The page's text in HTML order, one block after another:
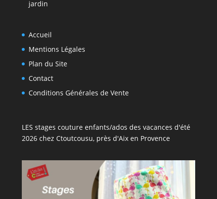
jardin
Accueil
Mentions Légales
Plan du Site
Contact
Conditions Générales de Vente
LES stages couture enfants/ados des vacances d'été
2026 chez Ctoutcousu, près d'Aix en Provence